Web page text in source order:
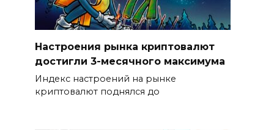
Настроения рынка криптовалют
достигли 3-месячного максимума
Индекс настроений на рынке
криптовалют поднялся до